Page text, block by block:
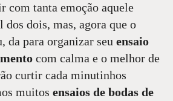
com tanta emoção aquele
dos dois, mas, agora que o
da para organizar seu ensaio
com calma e o melhor de
curtir cada minutinhos
muitos ensaios de bodas de